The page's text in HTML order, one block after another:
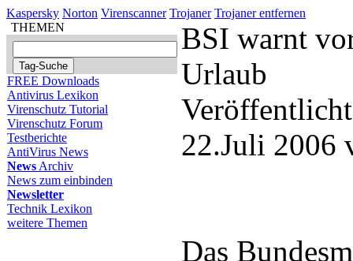
Kaspersky Norton Virenscanner Trojaner Trojaner entfernen
THEMEN
FREE Downloads
Antivirus Lexikon
Virenschutz Tutorial
Virenschutz Forum
Testberichte
AntiVirus News
News Archiv
News zum einbinden
Newsletter
Technik Lexikon
weitere Themen
BSI warnt
Urlaub
22.Juli 2006
Das